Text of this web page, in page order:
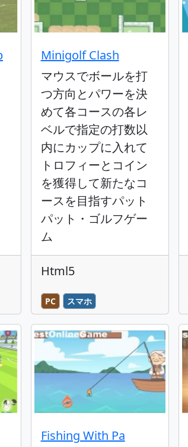
Minigolf Clash
マウスでボールを打
つ方向とパワーを決
めて各コースの各レ
ベルで指定の打数以
内にカップに入れて
トロフィーとコイン
を獲得して新たなコ
ースを目指すパット
パット・ゴルフゲー
ム
Html5
PC スマホ
Fishing With Pa